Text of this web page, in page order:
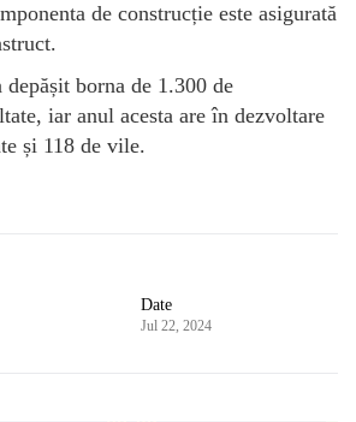
de construcție este asigurată
borna de 1.300 de
iar anul acesta are în dezvoltare
și 118 de vile.
Date
Jul 22, 2024